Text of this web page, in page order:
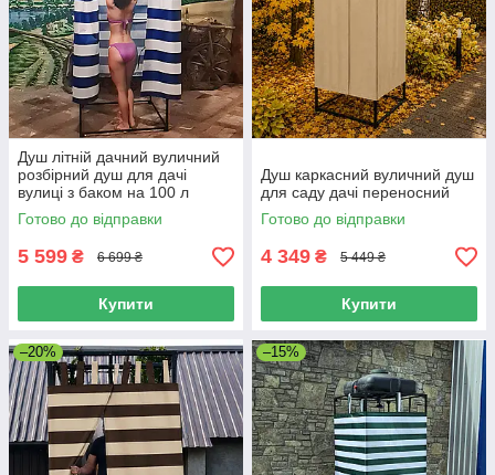
Душ літній дачний вуличний
розбірний душ для дачі
вулиці з баком на 100 л
Готово до відправки
5 599 ₴ 6 699 ₴
Купити
Душ каркасний вуличний душ
для саду дачі переносний
Готово до відправки
4 349 ₴ 5 449 ₴
Купити
–20% –15%